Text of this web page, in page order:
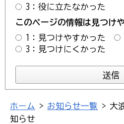
3：役に立たなかった
このページの情報は見つけ
1：見つけやすかった
3：見つけにくかった
ホーム > お知らせ一覧 > 大
知らせ